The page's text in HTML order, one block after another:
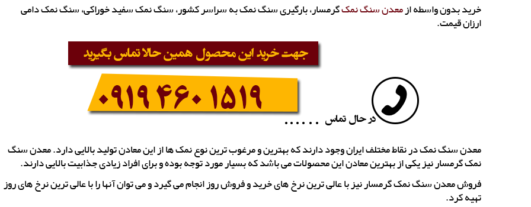
خرید بدون واسطه ازمعدن سنگ نمکگرمسار، بارگیری سنگ نمک به سراسر کشور، سنگ نمک سفید خوراکی، سنگ نمک دامی
ارزان قیمت.
معدن سنگ نمک در نقاط مختلف ایران وجود دارند که بهترین و مرغوب ترین نوع نمک ها از این معادن تولید بالایی دارد. معدن سنگ
نمک گرمسار نیز یکی از بهترین معادن این محصولات می باشد که بسیار مورد توجه بوده و برای افراد زیادی جذابیت بالایی دارند.
فروش معدن سنگ نمک گرمسار نیز با عالی ترین نرخ های خرید و فروش روز انجام می گیرد و می توان آنها را با عالی ترین نرخ های روز
تهیه کرد.